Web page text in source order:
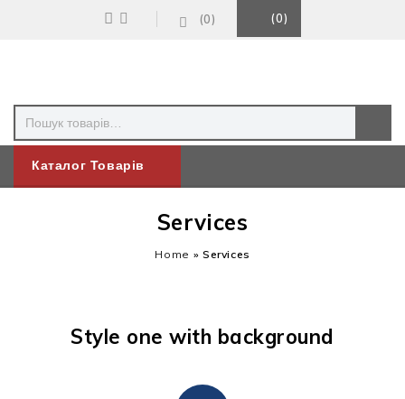
0 0
Каталог Товарів
Services
Home » Services
Style one with background